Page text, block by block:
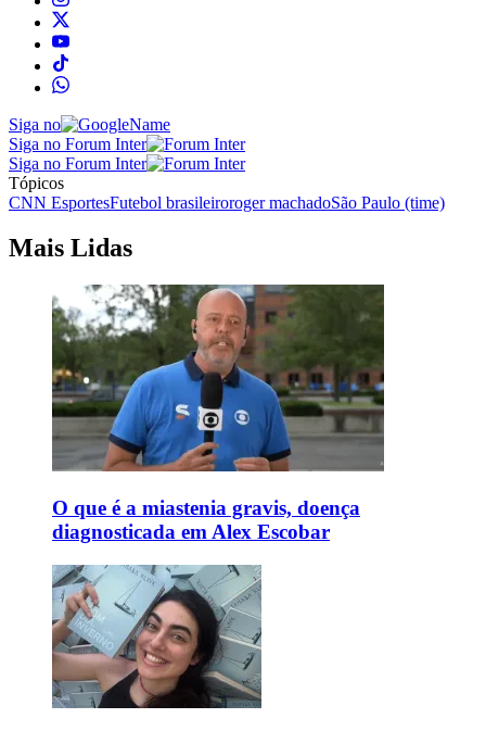
Siga no
Siga no Forum Inter
Siga no Forum Inter
Tópicos
CNN EsportesFutebol brasileiroroger machadoSão Paulo (time)
Mais Lidas
O que é a miastenia gravis, doença
diagnosticada em Alex Escobar